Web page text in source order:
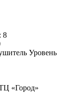
8
Уровень
«Город»